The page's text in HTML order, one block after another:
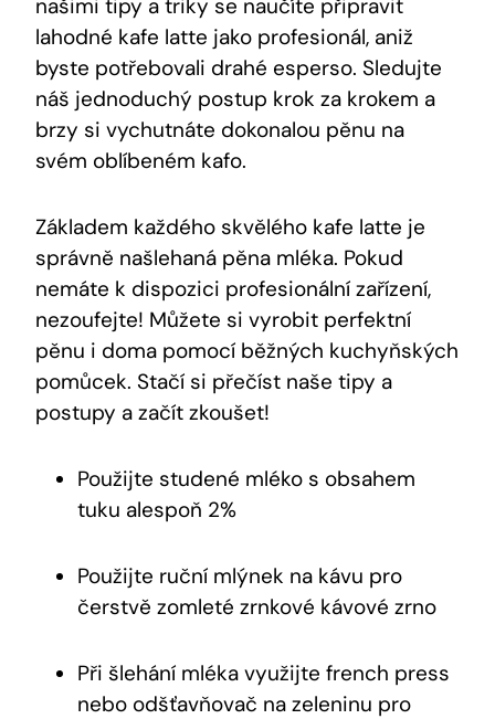
našimi tipy⁢ a triky‌ se‌ naučíte připravit
lahodné kafe latte jako⁢ profesionál, aniž
byste potřebovali drahé esperso. Sledujte
náš jednoduchý postup ‍krok ​za krokem a
brzy si vychutnáte dokonalou ⁢pěnu na
svém oblíbeném⁣ kafo.
Základem každého skvělého ‌kafe ‍latte je
‍správně našlehaná pěna mléka.⁤ Pokud
nemáte k dispozici profesionální zařízení,
nezoufejte! Můžete ‍si vyrobit perfektní
pěnu i doma pomocí‍ běžných kuchyňských
pomůcek. Stačí si přečíst naše tipy ⁢a⁢
postupy ‌a začít zkoušet!
Použijte studené mléko s obsahem
tuku alespoň 2%
Použijte ruční mlýnek na kávu pro ​
čerstvě ‌zomleté zrnkové kávové zrno
Při​ šlehání mléka využijte french press
nebo odšťavňovač​ na‌ zeleninu⁤ pro